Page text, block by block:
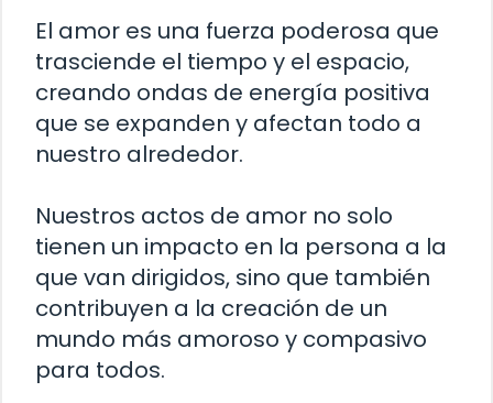
El amor es una fuerza poderosa que
trasciende el tiempo y el espacio,
creando ondas de energía positiva
que se expanden y afectan todo a
nuestro alrededor.
Nuestros actos de amor no solo
tienen un impacto en la persona a la
que van dirigidos, sino que también
contribuyen a la creación de un
mundo más amoroso y compasivo
para todos.